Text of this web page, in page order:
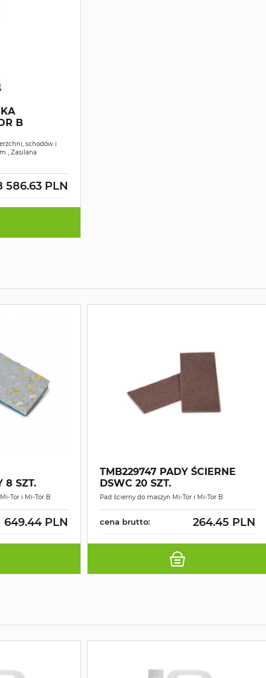
B
schodów i
, Zasilana
586.63 PLN
8 SZT.
Tor i Mi-Tor B
649.44 PLN
TMB229747 PADY ŚCIERNE
DSWC 20 SZT.
Pad ścierny do maszyn Mi-Tor i Mi-Tor B
cena brutto: 264.45 PLN